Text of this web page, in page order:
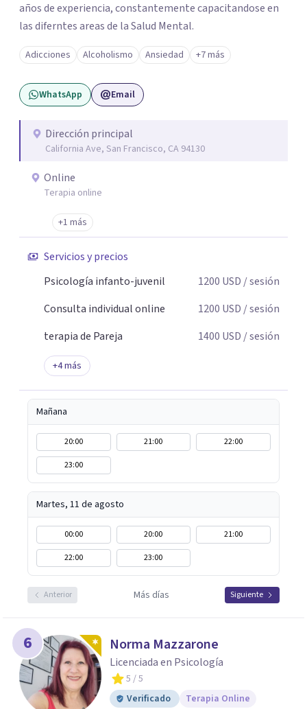
años de experiencia, constantemente capacitandose en
las diferntes areas de la Salud Mental.
Adicciones Alcoholismo Ansiedad +7 más
WhatsApp Email
Dirección principal
California Ave, San Francisco, CA 94130
Online
Terapia online
+1 más
Servicios y precios
Psicología infanto-juvenil
1200 USD / sesión
Consulta individual online
1200 USD / sesión
terapia de Pareja
1400 USD / sesión
+4más
Mañana
20:00 21:00
22:00
23:00
Martes, 11 de agosto
00:00 20:00
21:00
22:00
23:00
Anterior Más días Siguiente
6 Norma Mazzarone
Licenciada en Psicología
5 / 5
Verificado
Terapia Online